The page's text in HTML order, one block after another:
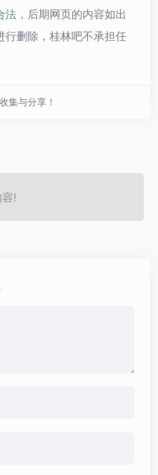
法，后期网页的内容如出
行删除，桂林吧不承担任
集与分享！
!